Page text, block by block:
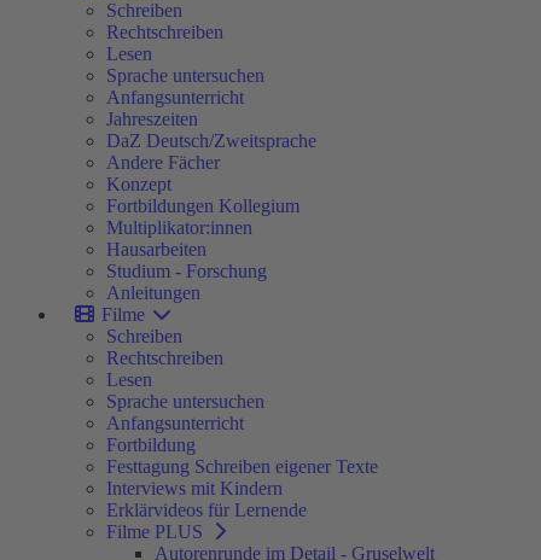
Schreiben
Rechtschreiben
Lesen
Sprache untersuchen
Anfangsunterricht
Jahreszeiten
DaZ Deutsch/Zweitsprache
Andere Fächer
Konzept
Fortbildungen Kollegium
Multiplikator:innen
Hausarbeiten
Studium - Forschung
Anleitungen
Filme
Schreiben
Rechtschreiben
Lesen
Sprache untersuchen
Anfangsunterricht
Fortbildung
Festtagung Schreiben eigener Texte
Interviews mit Kindern
Erklärvideos für Lernende
Filme PLUS
Autorenrunde im Detail - Gruselwelt